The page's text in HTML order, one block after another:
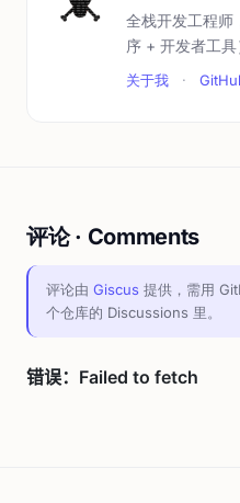
全栈开发工程师
序 + 开发者工具
关于我 ·
评论 · Comments
评论由 Giscus 提供，需用
个仓库的 Discussions 里。